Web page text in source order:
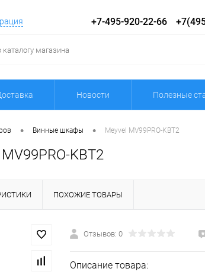
+7-495-920-22-66
Новости Полезные
• Винные шкафы • Meyvel MV99PRO-KBT2
KBT2
ПОХОЖИЕ ТОВАРЫ
Отзывов: 0
Описание товара: